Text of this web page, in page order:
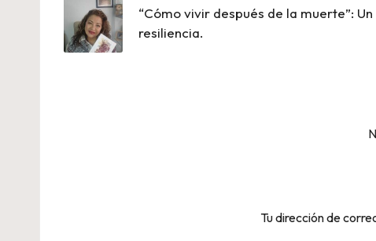
de
entradas
“Cómo vivir después de la muerte”:
resiliencia.
Tu dirección de